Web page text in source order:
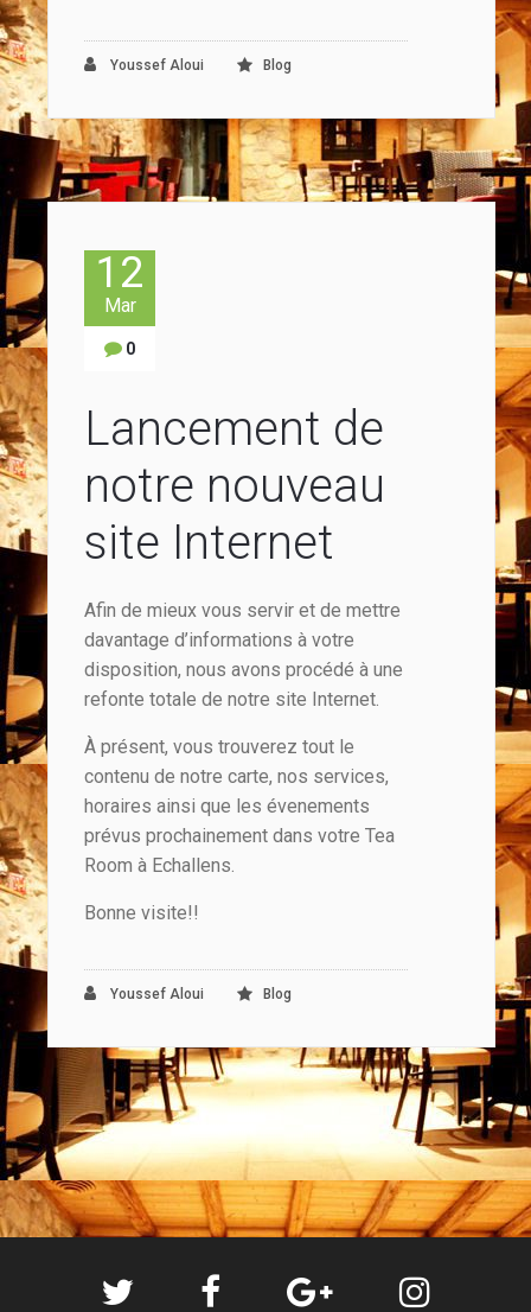
Youssef Aloui Blog
12
Mar
0
Lancement de
notre nouveau
site Internet
Afin de mieux vous servir et de mettre
davantage d’informations à votre
disposition, nous avons procédé à une
refonte totale de notre site Internet.
À présent, vous trouverez tout le
contenu de notre carte, nos services,
horaires ainsi que les évenements
prévus prochainement dans votre Tea
Room à Echallens.
Bonne visite!!
Youssef Aloui Blog